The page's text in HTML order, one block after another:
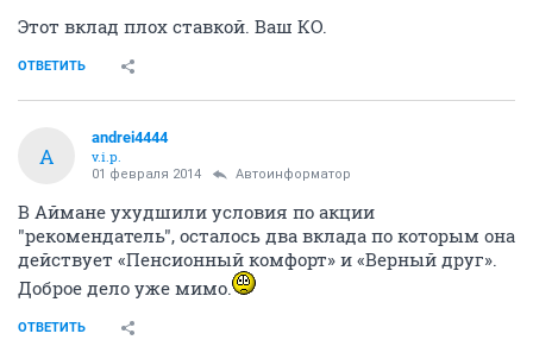
Этот вклад плох ставкой. Ваш КО.
ОТВЕТИТЬ
A
andrei4444
v.i.p.
01 февраля 2014 Автоинформатор
В Аймане ухудшили условия по акции
"рекомендатель", осталось два вклада по которым она
действует «Пенсионный комфорт» и «Верный друг».
Доброе дело уже мимо.
ОТВЕТИТЬ